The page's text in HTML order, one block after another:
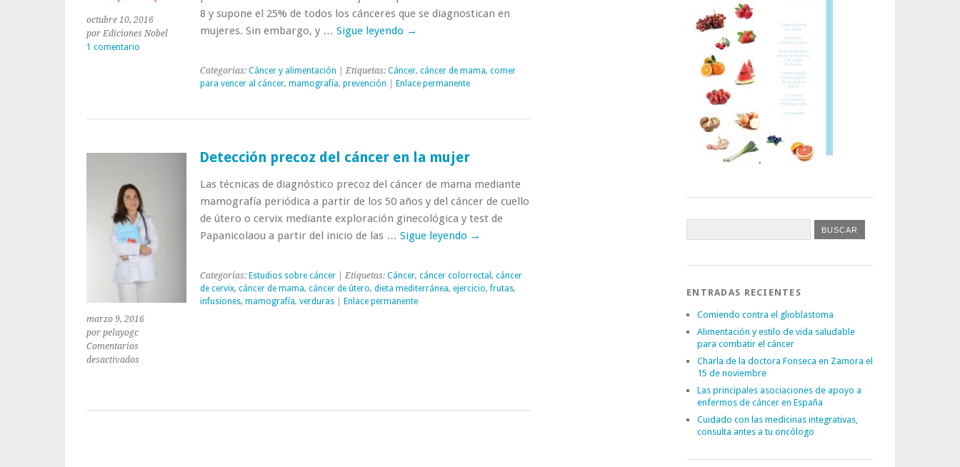
octubre 10, 2016
por Ediciones Nobel
1 comentario
8 y supone el 25% de todos los cánceres que se diagnostican en
mujeres. Sin embargo, y … Sigue leyendo →
Categorías: Cáncer y alimentación | Etiquetas: Cáncer, cáncer de mama, comer
para vencer al cáncer, mamografía, prevención Enlace permanente
marzo 9, 2016
por pelayogc
Comentarios
desactivadosen
cáncer
Detección precoz del cáncer en la mujer
Las técnicas de diagnóstico precoz del cáncer de mama mediante
mamografía periódica a partir de los 50 años y del cáncer de cuello
de útero o cervix mediante exploración ginecológica y test de
Papanicolaou a partir del inicio de las … Sigue leyendo →
Categorías: Estudios sobre cáncer| Etiquetas: Cáncer, cáncer colorrectal , cáncer
de cervix, cáncer de mama, cáncer de útero, dieta mediterránea, ejercicio,frutas,
infusiones, mamografía, verduras| Enlace permanente
ENTRADAS RECIENTES
Comiendo contra el glioblastoma
Alimentación y estilo de vida saludable
para combatir el cáncer
Charla de la doctora Fonseca en Zamora el
15 de noviembre
Las principales asociaciones de apoyo a
enfermos de cáncer en España
Cuidado con las medicinas integrativas,
consulta antes a tu oncólogo